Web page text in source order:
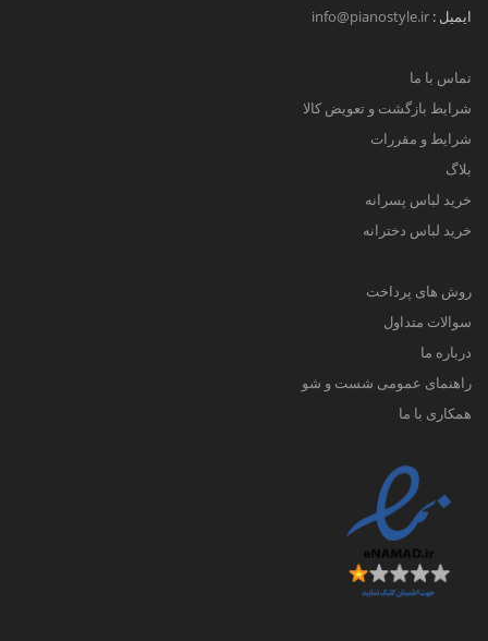
ایمیل : info@pianostyle.ir
تماس با ما
شرایط بازگشت و تعویض کالا
شرایط و مقررات
بلاگ
خرید لباس پسرانه
خرید لباس دخترانه
روش های پرداخت
سوالات متداول
درباره ما
راهنمای عمومی شست و شو
همکاری با ما